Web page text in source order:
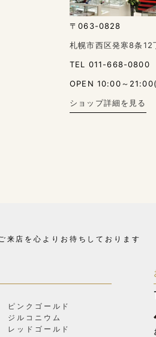
〒063-0828
札幌市西区発寒8条
TEL 011-668-0800
OPEN 10:00～
ショップ詳細を見る
来店を心よりお待ちしております
ピンクゴールド
ジルコニウム
レッドゴールド